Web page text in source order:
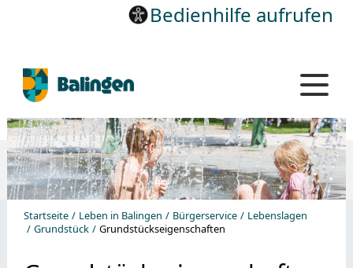
Bedienhilfe aufrufen
Startseite Leben in Balingen Bürgerservice
Lebenslagen
Grundstück
Grundstückseigenschaften